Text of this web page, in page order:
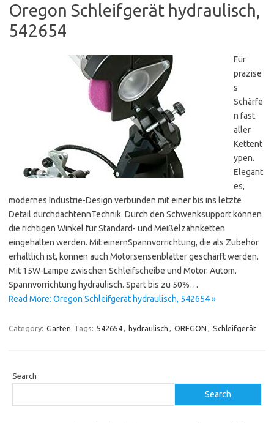
Oregon Schleifgerät hydraulisch,
542654
Für
präzise
s
Schärfe
n fast
aller
Kettent
ypen.
Elegant
es,
modernes Industrie-Design verbunden mit einer bis ins letzte
Detail durchdachtennTechnik. Durch den Schwenksupport können
die richtigen Winkel für Standard- und Meißelzahnketten
eingehalten werden. Mit einernSpannvorrichtung, die als Zubehör
erhältlich ist, können auch Motorsensenblätter geschärft werden.
Mit 15W-Lampe zwischen Schleifscheibe und Motor. Autom.
Spannvorrichtung hydraulisch. Spart bis zu 50%…
Read More: Oregon Schleifgerät hydraulisch, 542654 »
Category: Garten Tags: 542654, hydraulisch , OREGON , Schleifgerät
Search
Search